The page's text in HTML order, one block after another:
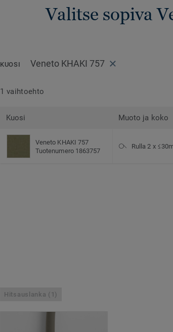
Valitse sopiva
KUOSI Veneto KHAKI 757
1 vaihtoehto
Kuosi Muoto ja koko
Veneto KHAKI 757
Tuotenumero 1863757
Rulla 2 x
Hitsauslanka (1)